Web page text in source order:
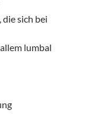
sich bei
lumbal